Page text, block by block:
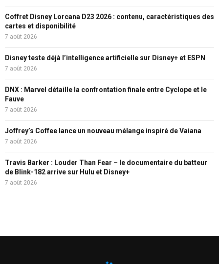
Coffret Disney Lorcana D23 2026 : contenu, caractéristiques des
cartes et disponibilité
7 août 2026
Disney teste déjà l’intelligence artificielle sur Disney+ et ESPN
7 août 2026
DNX : Marvel détaille la confrontation finale entre Cyclope et le
Fauve
7 août 2026
Joffrey’s Coffee lance un nouveau mélange inspiré de Vaiana
7 août 2026
Travis Barker : Louder Than Fear – le documentaire du batteur
de Blink-182 arrive sur Hulu et Disney+
7 août 2026